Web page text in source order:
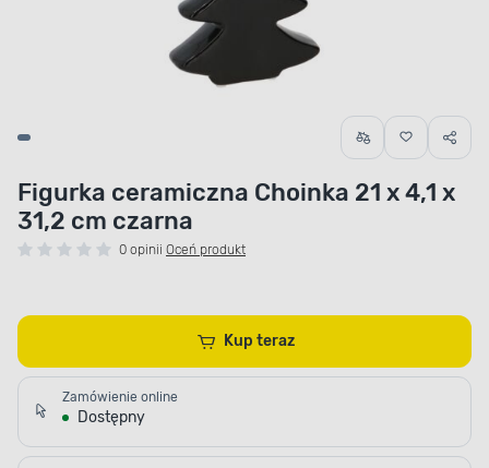
Figurka ceramiczna Choinka 21 x 4,1 x
31,2 cm czarna
0 opinii Oceń produkt
Kup teraz
Zamówienie online
Dostępny